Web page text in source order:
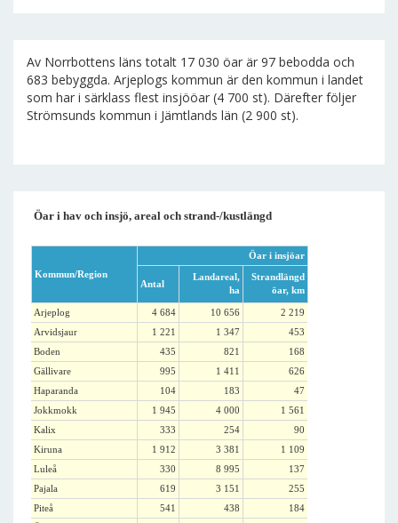
Av Norrbottens läns totalt 17 030 öar är 97 bebodda och
683 bebyggda. Arjeplogs kommun är den kommun i landet
som har i särklass flest insjööar (4 700 st). Därefter följer
Strömsunds kommun i Jämtlands län (2 900 st).
Öar i hav och insjö, areal och strand-/kustlängd
Kommun/Region
Öar i insjöar
Antal
Landareal,
ha
Strandlängd
öar, km
Arjeplog 4 684 10 656
2 219
Arvidsjaur
1 221 1 347
453
Boden
435 821
168
Gällivare
995 1 411
626
Haparanda
104 183
47
Jokkmokk
1 945 4 000
1 561
Kalix
333 254
90
Kiruna
1 912 3 381
1 109
Luleå
330 8 995
137
Pajala
619 3 151
255
Piteå
541 438
184